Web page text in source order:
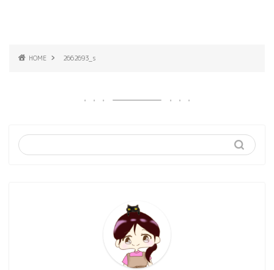
HOME 2662693_s